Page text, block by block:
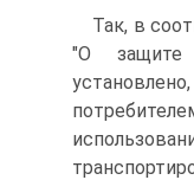
Так, в
"О защите